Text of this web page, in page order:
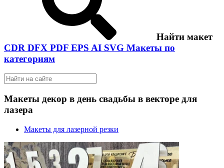
Найти макет
CDR DFX PDF EPS AI SVG Макеты по
категориям
Макеты декор в день свадьбы в векторе для
лазера
Макеты для лазерной резки